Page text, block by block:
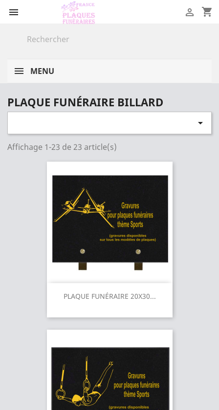
 shopping_cart

MENU
PLAQUE FUNÉRAIRE BILLARD

Affichage 1-23 de 23 article(s)
PLAQUE FUNÉRAIRE 20X30...